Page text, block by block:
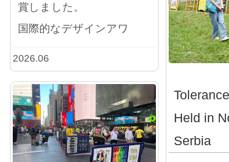
賞しました。
国際的なデザインアワ
2026.06
Held in
Serbia